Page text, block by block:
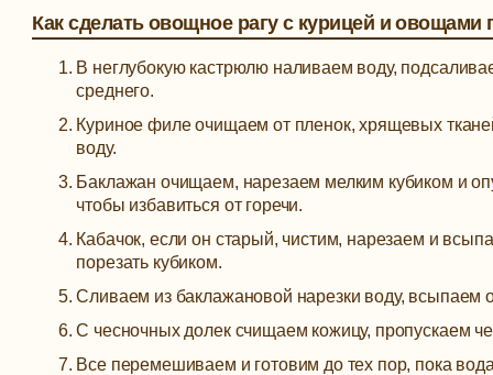
Как сделать овощное рагу с курицей и овощами
В неглубокую кастрюлю наливаем воду,
среднего.
Куриное филе очищаем от пленок, хрящевых
воду.
Баклажан очищаем, нарезаем мелким кубиком и
чтобы избавиться от горечи.
Кабачок, если он старый, чистим, нарезаем и
порезать кубиком.
Сливаем из баклажановой нарезки воду, всыпаем
С чесночных долек счищаем кожицу, пропускаем
Все перемешиваем и готовим до тех пор, пока